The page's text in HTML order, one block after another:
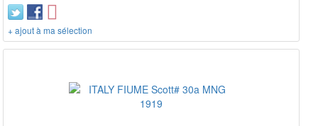
+ ajout à ma sélection